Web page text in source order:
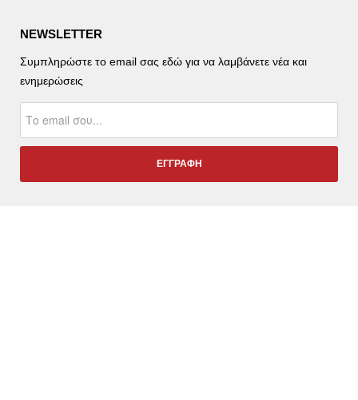
NEWSLETTER
Συμπληρώστε το email σας εδώ για να λαμβάνετε νέα και
ενημερώσεις